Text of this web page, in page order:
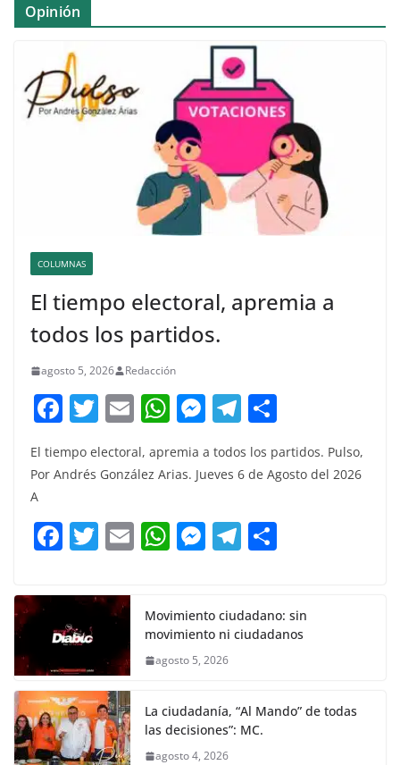
Opinión
COLUMNAS
El tiempo electoral, apremia a
todos los partidos.
agosto 5, 2026 Redacción
F
c
b
o
k
T
w
itt
E
m
ai
W
at
A
p
M
ss
n
g
T
el
e
a
m
m
p
El tiempo electoral, apremia a todos los partidos. Pulso,
Por Andrés González Arias. Jueves 6 de Agosto del 2026
A
F
c
e
b
o
o
k
T
itt
er
E W
s
A
p
M
e
n
er
T
gr
a
p
ar
Movimiento ciudadano: sin
movimiento ni ciudadanos
agosto 5, 2026
La ciudadanía, “Al Mando” de todas
las decisiones”: MC.
agosto 4, 2026